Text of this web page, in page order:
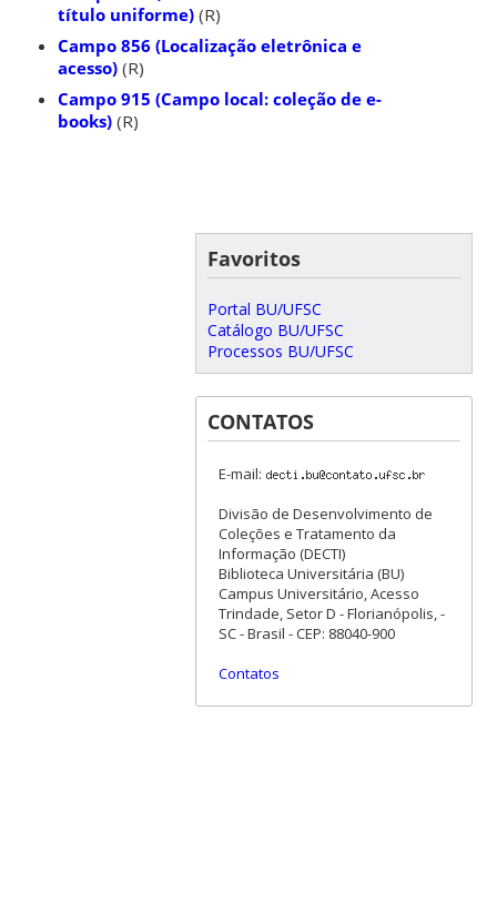
título uniforme) (R)
Campo 856 (Localização eletrônica e
acesso) (R)
Campo 915 (Campo local: coleção de e-
books) (R)
Favoritos
Portal BU/UFSC
Catálogo BU/UFSC
Processos BU/UFSC
CONTATOS
E-mail:
Divisão de Desenvolvimento de
Coleções e Tratamento da
Informação (DECTI)
Biblioteca Universitária (BU)
Campus Universitário, Acesso
Trindade, Setor D - Florianópolis, -
SC - Brasil - CEP: 88040-900
Contatos